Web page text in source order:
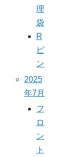
理
袋
R
ピ
ン
2025
年7月
フ
ロ
ン
ト